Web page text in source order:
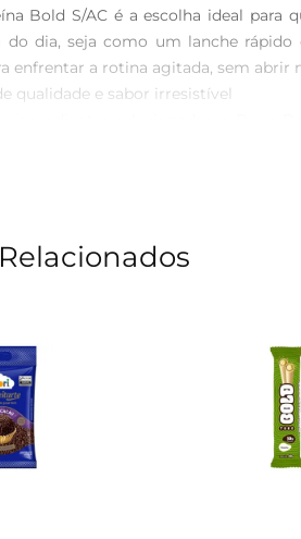
Bold S/AC é a escolha ideal para
do dia, seja como um lanche
enfrentar a rotina agitada, sem
qualidade e sabor irresistível
macia se combinam para
tempo para preparar uma refeição
gorduras saudáveis, tornandoa
um lanche saudável.
Bold S/AC é a escolha perfeita
dia